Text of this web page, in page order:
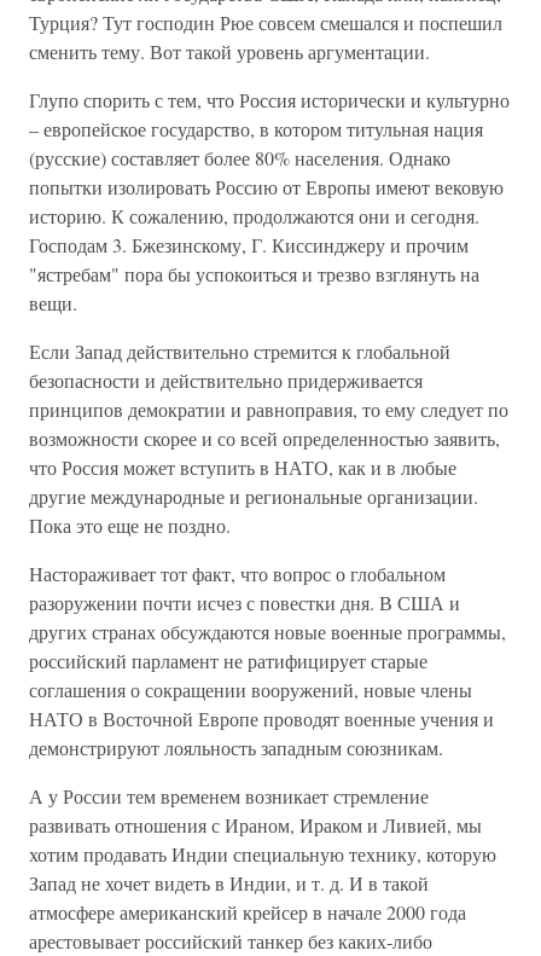
Турция? Тут господин Рюе совсем смешался и поспешил
сменить тему. Вот такой уровень аргументации.
Глупо спорить с тем, что Россия исторически и культурно
– европейское государство, в котором титульная нация
(русские) составляет более 80% населения. Однако
попытки изолировать Россию от Европы имеют вековую
историю. К сожалению, продолжаются они и сегодня.
Господам 3. Бжезинскому, Г. Киссинджеру и прочим
"ястребам" пора бы успокоиться и трезво взглянуть на
вещи.
Если Запад действительно стремится к глобальной
безопасности и действительно придерживается
принципов демократии и равноправия, то ему следует по
возможности скорее и со всей определенностью заявить,
что Россия может вступить в НАТО, как и в любые
другие международные и региональные организации.
Пока это еще не поздно.
Настораживает тот факт, что вопрос о глобальном
разоружении почти исчез с повестки дня. В США и
других странах обсуждаются новые военные программы,
российский парламент не ратифицирует старые
соглашения о сокращении вооружений, новые члены
НАТО в Восточной Европе проводят военные учения и
демонстрируют лояльность западным союзникам.
А у России тем временем возникает стремление
развивать отношения с Ираном, Ираком и Ливией, мы
хотим продавать Индии специальную технику, которую
Запад не хочет видеть в Индии, и т. д. И в такой
атмосфере американский крейсер в начале 2000 года
арестовывает российский танкер без каких-либо